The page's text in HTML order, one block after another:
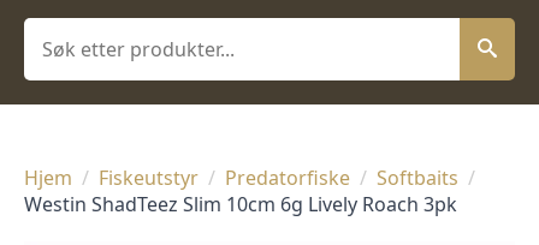
Søk
Hjem Fiskeutstyr Predatorfiske
Softbaits
Westin ShadTeez Slim 10cm 6g Lively Roach 3pk